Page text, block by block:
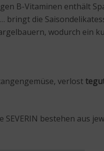
B-Vitaminen enthält
die
wodurch ein
verlost
SEVERIN bestehen aus